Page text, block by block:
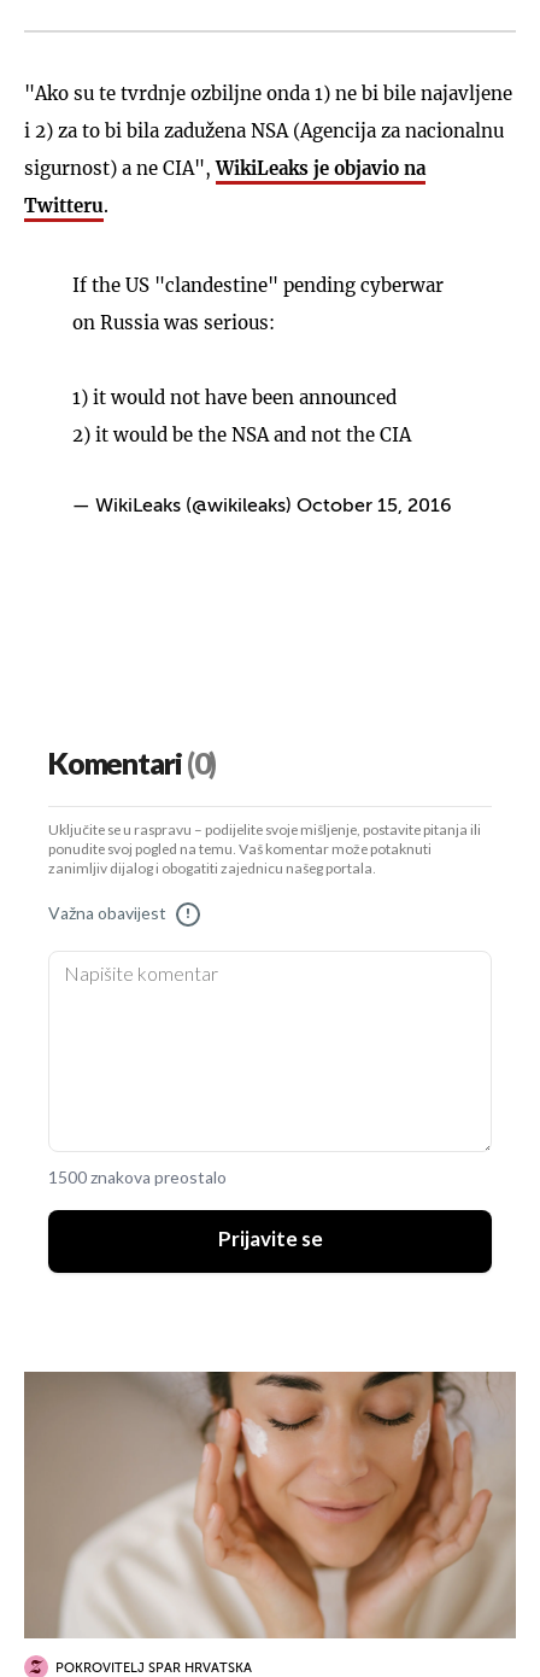
"Ako su te tvrdnje ozbiljne onda 1) ne bi bile najavljene
i 2) za to bi bila zadužena NSA (Agencija za nacionalnu
sigurnost) a ne CIA",WikiLeaks je objavio na
Twitteru.
If the US "clandestine" pending cyberwar
on Russia was serious:
1) it would not have been announced
2) it would be the NSA and not the CIA
— WikiLeaks (@wikileaks) October 15, 2016
Komentari(0)
Uključite se u raspravu – podijelite svoje mišljenje, postavite pitanja ili
ponudite svoj pogled na temu. Vaš komentar može potaknuti
zanimljiv dijalog i obogatiti zajednicu našeg portala.
Važna obavijest !
1500 znakova preostalo
Prijavite se
POKROVITELJ SPAR HRVATSKA